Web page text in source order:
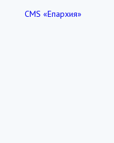
CMS «Епархия»